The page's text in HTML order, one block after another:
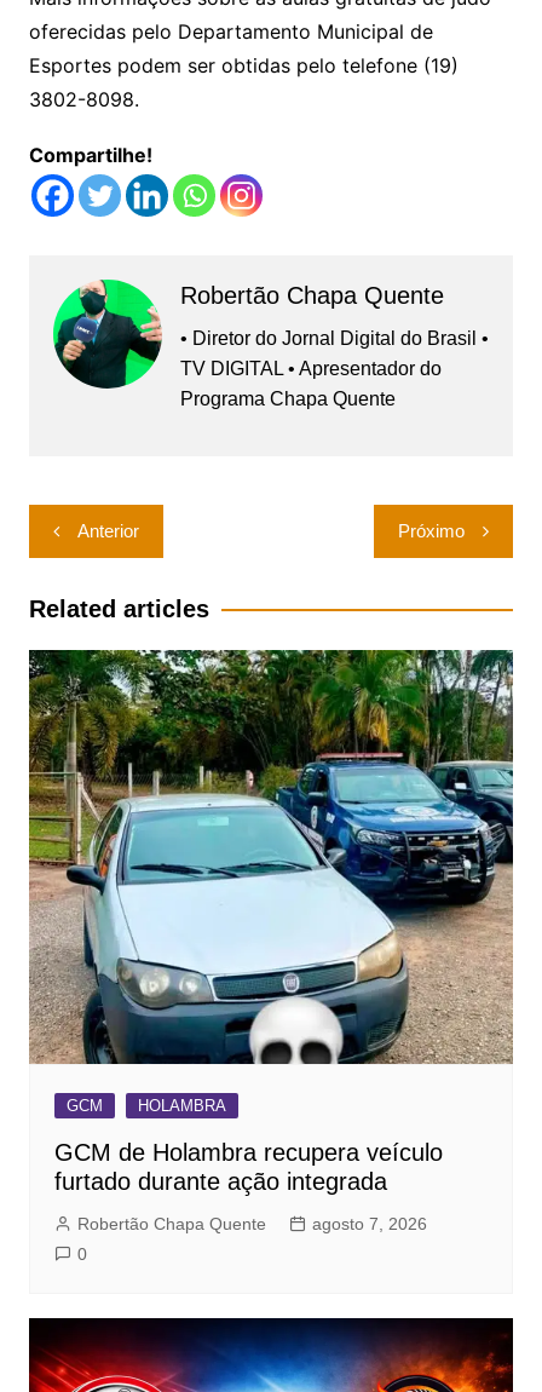
oferecidas pelo Departamento Municipal de
Esportes podem ser obtidas pelo telefone (19)
3802-8098.
Compartilhe!
Robertão Chapa Quente
• Diretor do Jornal Digital do Brasil •
TV DIGITAL • Apresentador do
Programa Chapa Quente
Navegação
de
Post
Anterior Próximo
Related articles
GCM HOLAMBRA
GCM de Holambra recupera veículo
furtado durante ação integrada
Robertão Chapa Quente
agosto 7, 2026
0